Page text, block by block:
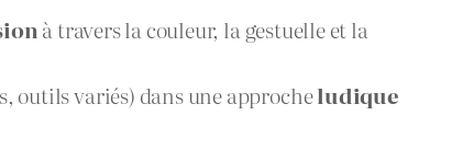
à travers la couleur, la gestuelle et la
outils variés) dans une approcheludique